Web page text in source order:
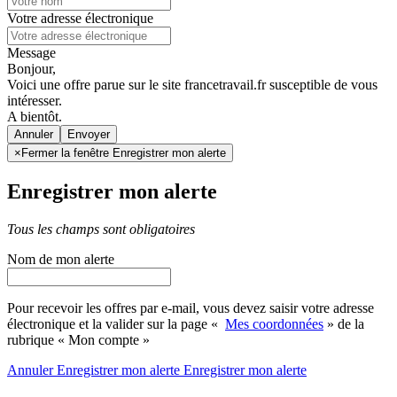
Votre adresse électronique
Message
Bonjour,
Voici une offre parue sur le site francetravail.fr susceptible de vous
intéresser.
A bientôt.
Annuler
× Fermer la fenêtre Enregistrer mon alerte
Enregistrer mon alerte
Tous les champs sont obligatoires
Nom de mon alerte
Pour recevoir les offres par e-mail, vous devez saisir votre adresse
électronique et la valider sur la page « Mes coordonnées » de la
rubrique « Mon compte »
AnnulerEnregistrer mon alerte Enregistrermon alerte